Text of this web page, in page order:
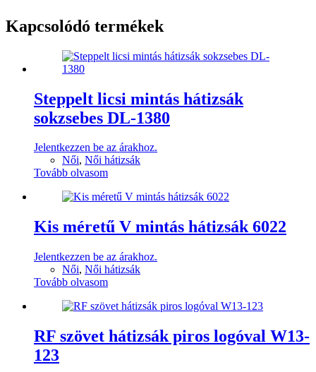
Kapcsolódó termékek
Steppelt licsi mintás hátizsák
sokzsebes DL-1380
Jelentkezzen be az árakhoz.
Női, Női hátizsák
Tovább olvasom
Kis méretű V mintás hátizsák 6022
Jelentkezzen be az árakhoz.
Női, Női hátizsák
Tovább olvasom
RF szövet hátizsák piros logóval W13-
123